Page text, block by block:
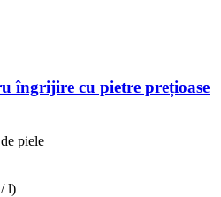
îngrijire cu pietre prețioase
piele
l)